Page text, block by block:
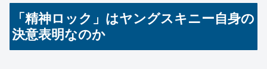
「精神ロック」はヤングスキニー自身の
決意表明なのか